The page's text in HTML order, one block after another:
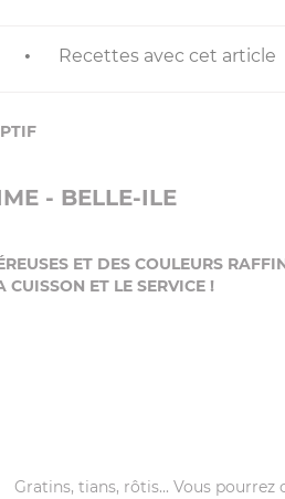
Recettes avec cet article
- BELLE-ILE
ET DES COULEURS
ET LE SERVICE !
Gratins, tians, rôtis... Vous